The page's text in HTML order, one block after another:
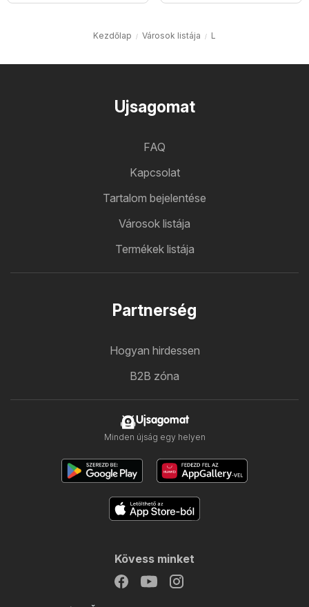
Kezdőlap Városok listája L
Ujsagomat
FAQ
Kapcsolat
Tartalom bejelentése
Városok listája
Termékek listája
Partnerség
Hogyan hirdessen
B2B zóna
Ujsagomat
Minden újság egy helyen
Kövess minket